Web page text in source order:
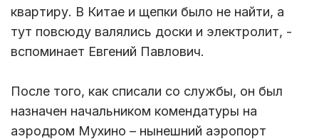
квартиру. В Китае и щепки было не найти, а
тут повсюду валялись доски и электролит, -
вспоминает Евгений Павлович.
После того, как списали со службы, он был
назначен начальником комендатуры на
аэродром Мухино – нынешний аэропорт